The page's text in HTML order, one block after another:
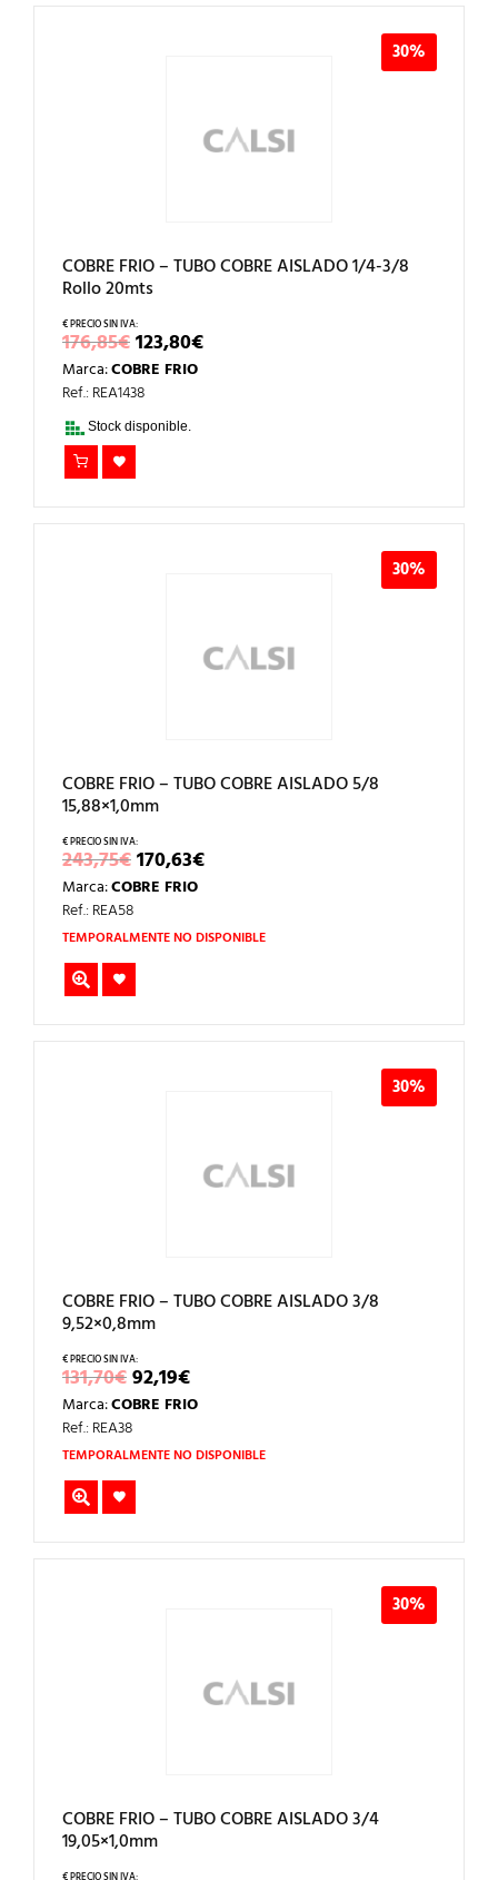
30%
COBRE FRIO – TUBO COBRE AISLADO 1/4-3/8
Rollo 20mts
176,85€EL
PRECIO
ORIGINAL
ERA:176,85€.
123,80€EL
PRECIO
Marca:COBRE FRIO
Ref.: REA1438
Stock disponible.
30%
COBRE FRIO – TUBO COBRE AISLADO 5/8
15,88×1,0mm
243,75€EL
PRECIO
ORIGINAL
243,75€.
170,63€EL
PRECIO
170,63€.
Marca:COBRE FRIO
Ref.: REA58
TEMPORALMENTE NO DISPONIBLE
30%
COBRE FRIO – TUBO COBRE AISLADO 3/8
9,52×0,8mm
131,70€EL
PRECIO
ORIGINAL
ERA:
131,70€.
92,19€EL
PRECIO
ACTUAL
92,19€.
Marca:COBRE FRIO
Ref.: REA38
TEMPORALMENTE NO DISPONIBLE
30%
COBRE FRIO – TUBO COBRE AISLADO 3/4
19,05×1,0mm